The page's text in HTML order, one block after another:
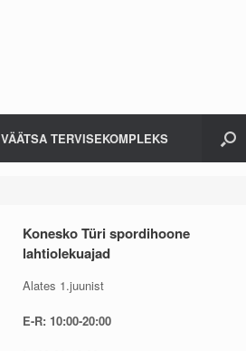
VÄÄTSA TERVISEKOMPLEKS
Konesko Türi spordihoone
lahtiolekuajad
Alates 1.juunist
E-R: 10:00-20:00